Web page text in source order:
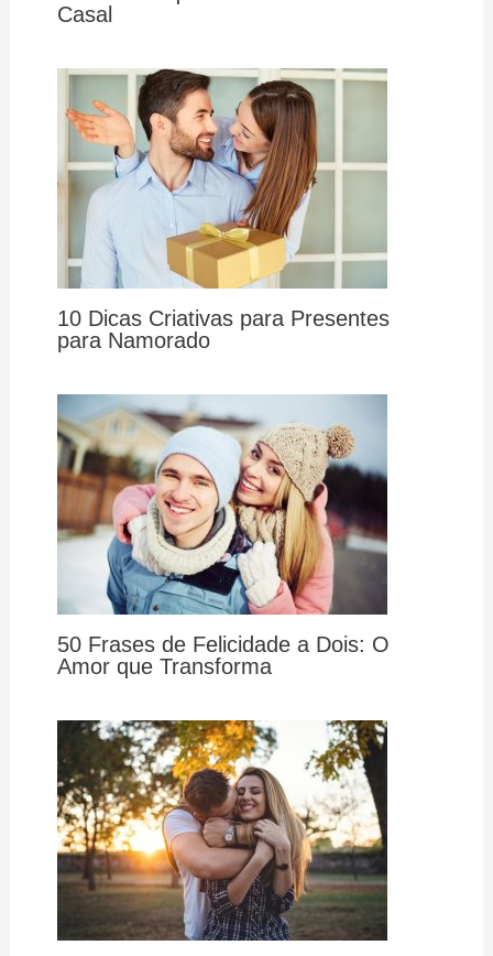
Casal
10 Dicas Criativas para Presentes
para Namorado
50 Frases de Felicidade a Dois: O
Amor que Transforma